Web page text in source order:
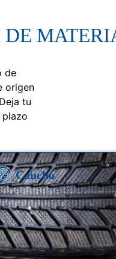
de
origen
tu
plazo
Caucho